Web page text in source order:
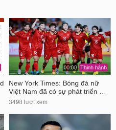
00:00 Thịnh hành
New York Times: Bóng đá nữ
Việt Nam đã có sự phát triển …
3498 lượt xem